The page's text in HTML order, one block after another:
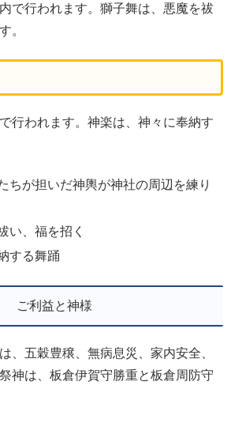
で行われます。獅子舞は、悪魔を祓
。
行われます。神楽は、神々に奉納す
ちが担いだ神輿が神社の周辺を練り
い、福を招く
する舞踊
ご利益と神様
、五穀豊穣、無病息災、家内安全、
神は、板倉伊賀守勝重と板倉周防守